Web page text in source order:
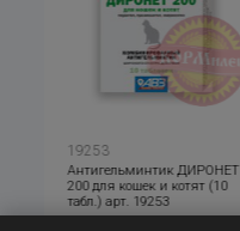
19253
Антигельминтик ДИРОНЕТ
200 для кошек и котят (10
табл.) арт. 19253